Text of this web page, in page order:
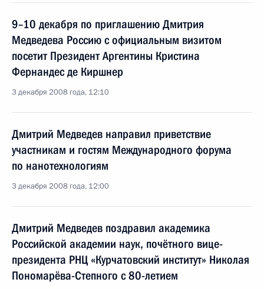
9–10 декабря по приглашению Дмитрия
Медведева Россию с официальным визитом
посетит Президент Аргентины Кристина
Фернандес де Киршнер
3 декабря 2008 года, 12:10
Дмитрий Медведев направил приветствие
участникам и гостям Международного форума
по нанотехнологиям
3 декабря 2008 года, 12:00
Дмитрий Медведев поздравил академика
Российской академии наук, почётного вице-
президента РНЦ «Курчатовский институт» Николая
Пономарёва-Степного с 80-летием